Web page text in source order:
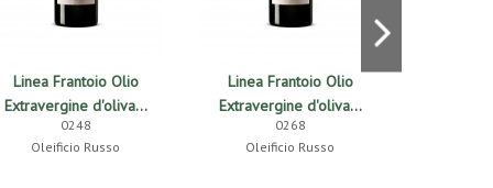
Linea Frantoio Olio
Extravergine d'oliva...
0248
Oleificio Russo
Linea Frantoio Olio
Extravergine d'oliva...
0268
Oleificio Russo